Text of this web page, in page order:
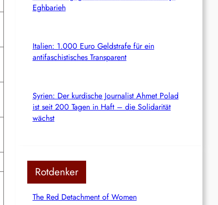
Eghbarieh
Italien: 1.000 Euro Geldstrafe für ein
antifaschistisches Transparent
Syrien: Der kurdische Journalist Ahmet Polad
ist seit 200 Tagen in Haft – die Solidarität
wächst
Rotdenker
The Red Detachment of Women